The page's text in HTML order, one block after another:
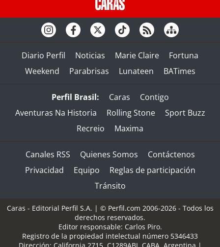
Diario Perfil Noticias Marie Claire
Fortuna
Weekend
Parabrisas Lunateen BATimes
Perfil Brasil: Caras
Contigo
Aventuras Na Historia
Rolling Stone
Sport Buzz
Recreio
Maxima
Canales RSS Quienes Somos
Contáctenos
Privacidad
Equipo
Reglas de participación
Tránsito
Caras - Editorial Perfil S.A. | © Perfil.com 2006-2026 - Todos los
derechos reservados.
Editor responsable: Carlos Piro.
Registro de la propiedad intelectual número 5346433